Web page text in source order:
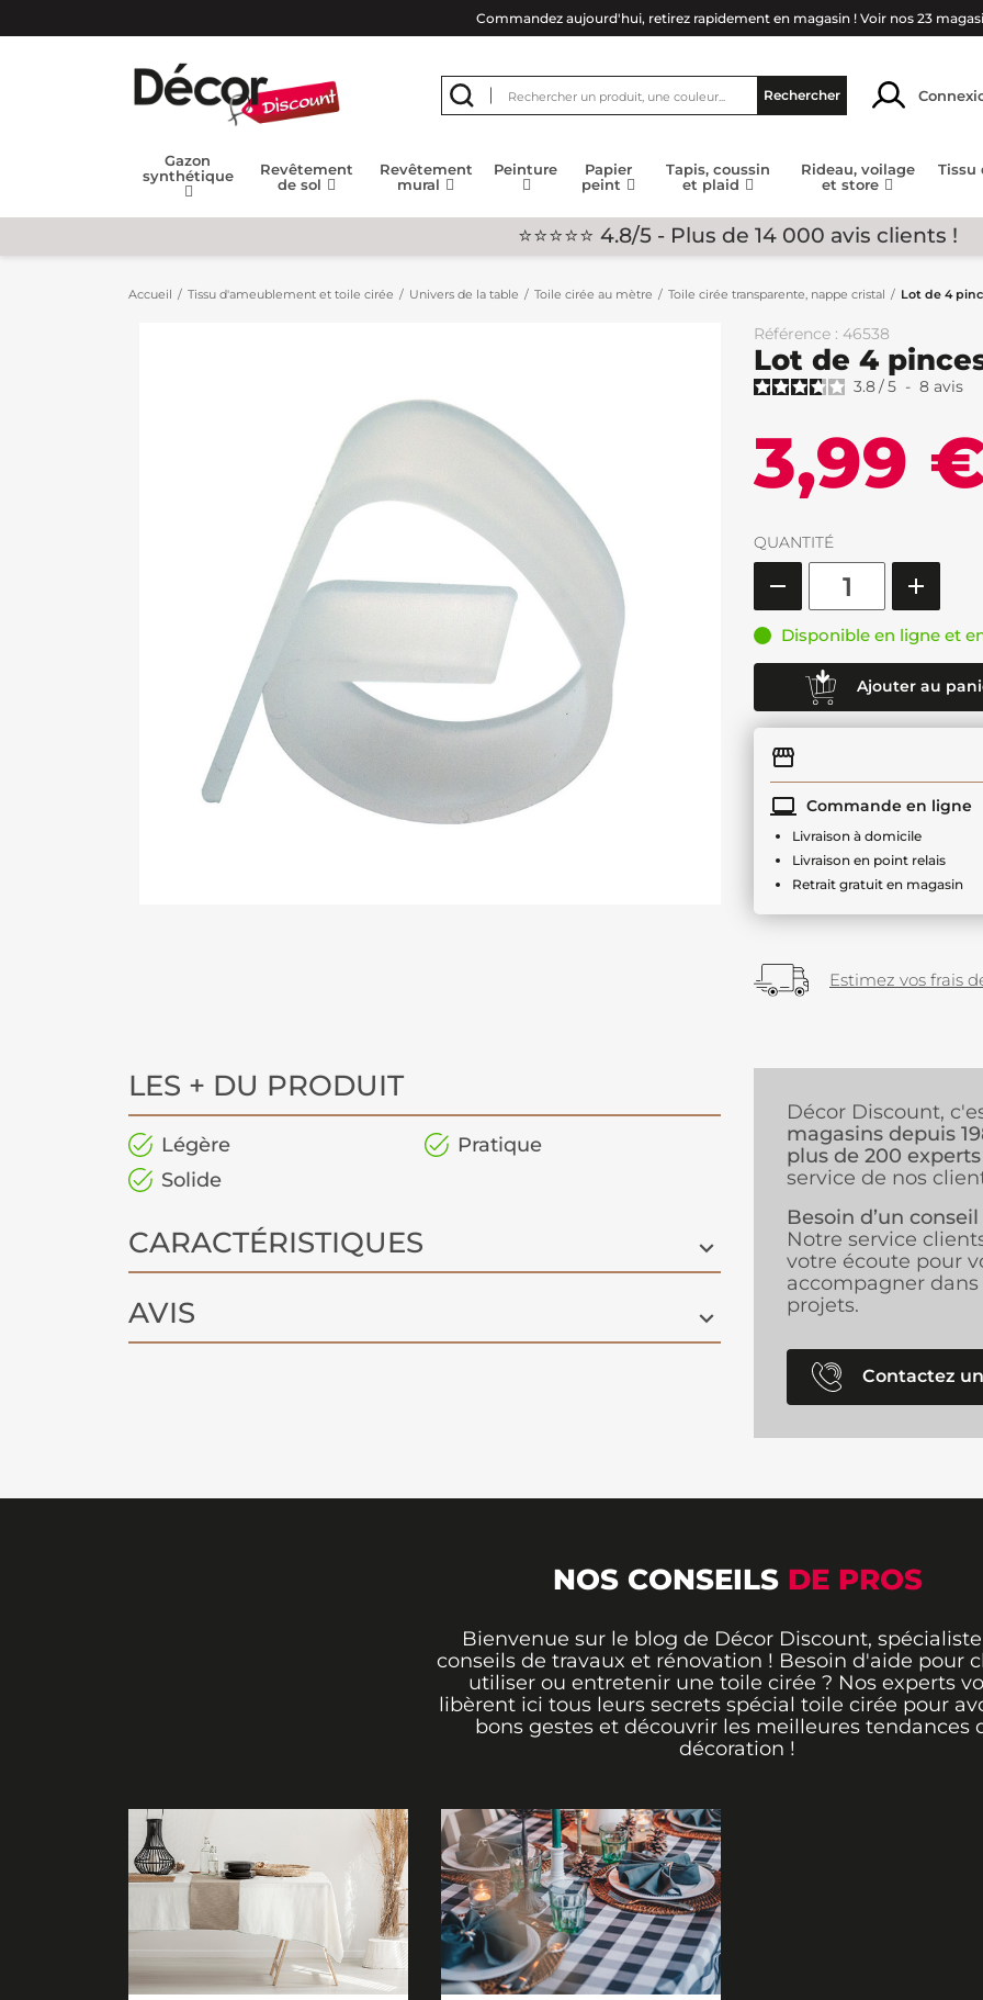
Commandez aujourd'hui, retirez rapidement en magasin ! Voir nos 23
Rechercher
Gazon
synthétique
Revêtement
de sol
Revêtement
mural
Peinture
Papier
peint
Tapis, coussin
et plaid
Rideau, voilage
et store
Tissu
⭐⭐⭐⭐⭐ 4.8/5 - Plus de 14 000 avis clients !
Accueil Tissu d'ameublement et toile cirée Univers de la table Toile cirée au mètre Toile cirée transparente, nappe cristal Lot de 4
Référence : 46538
Lot de 4
3.8/5 - 8 avis
3,99
QUANTITÉ
Disponible en ligne et
Ajouter au
Commande en ligne
Livraison à domicile
Livraison en point relais
Retrait gratuit en magasin
Estimez vos frais
LES + DU PRODUIT
Légère
Pratique
Solide
CARACTÉRISTIQUES
AVIS
Décor Discount,
magasins depuis
plus de 200 experts
service de nos
Besoin d’un conseil
Notre service
votre écoute pour
accompagner dans
projets.
Contactez
NOS CONSEILS DE PROS
Bienvenue sur le blog de Décor Discount,
conseils de travaux et rénovation ! Besoin d'aide pour
utiliser ou entretenir une toile cirée ? Nos experts
libèrent ici tous leurs secrets spécial toile cirée pour
bons gestes et découvrir les meilleures tendances
décoration !